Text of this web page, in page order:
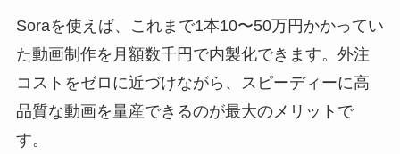
Soraを使えば、これまで1本10〜50万円かかってい
た動画制作を月額数千円で内製化できます。外注
コストをゼロに近づけながら、スピーディーに高
品質な動画を量産できるのが最大のメリットで
す。